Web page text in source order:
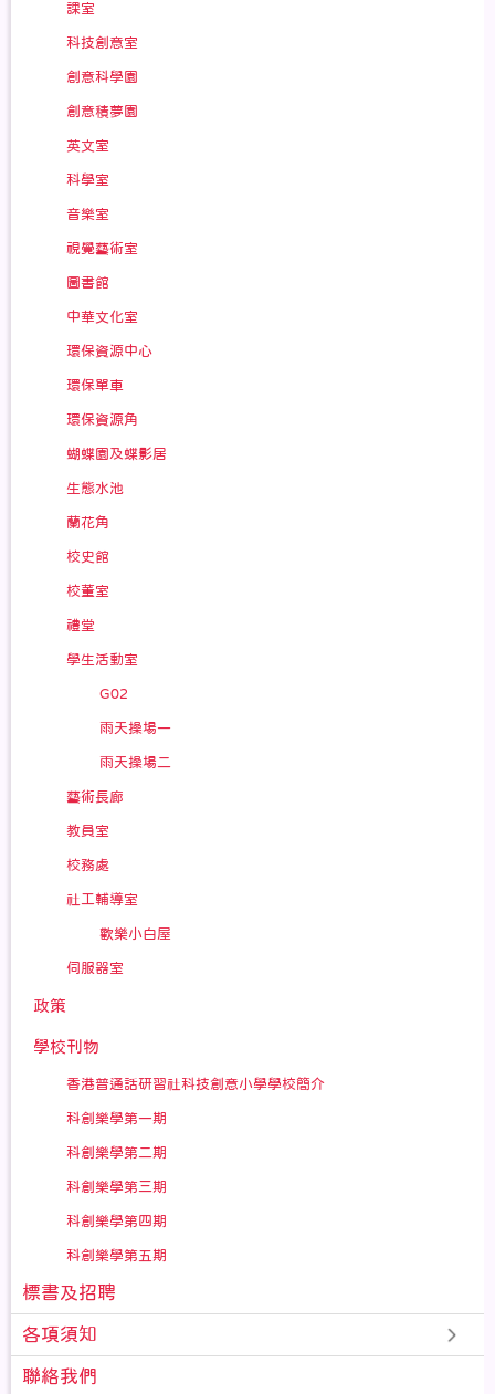
課室
科技創意室
創意科學園
創意積夢園
英文室
科學室
音樂室
視覺藝術室
圖書館
中華文化室
環保資源中心
環保單車
環保資源角
蝴蝶園及蝶影居
生態水池
蘭花角
校史館
校董室
禮堂
學生活動室
G02
雨天操場一
雨天操場二
藝術長廊
教員室
校務處
社工輔導室
歡樂小白屋
伺服器室
政策
學校刊物
香港普通話研習社科技創意小學學校簡介
科創樂學第一期
科創樂學第二期
科創樂學第三期
科創樂學第四期
科創樂學第五期
標書及招聘
各項須知
聯絡我們